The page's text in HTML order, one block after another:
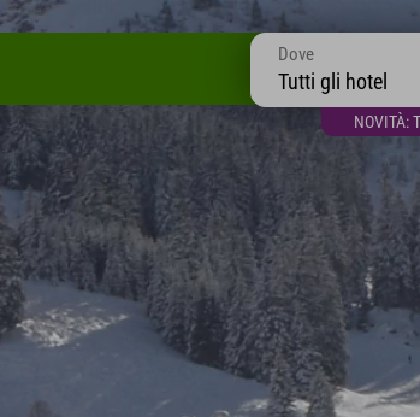
NOVITÀ:
Dove
Tutti gli hotel